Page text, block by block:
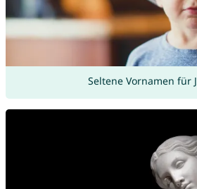
Seltene Vornamen für